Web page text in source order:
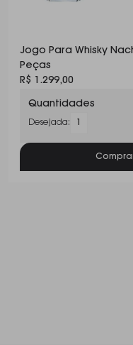
Jogo Para Whisky
Peças
R$ 1.299,00
Quantidades
Desejada: 1